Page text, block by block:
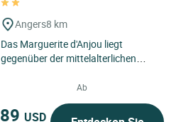
Angers8 km
Das Marguerite d'Anjou liegt
gegenüber der mittelalterlichen
idealen Rahmen für Ihren
Ab
89 USD